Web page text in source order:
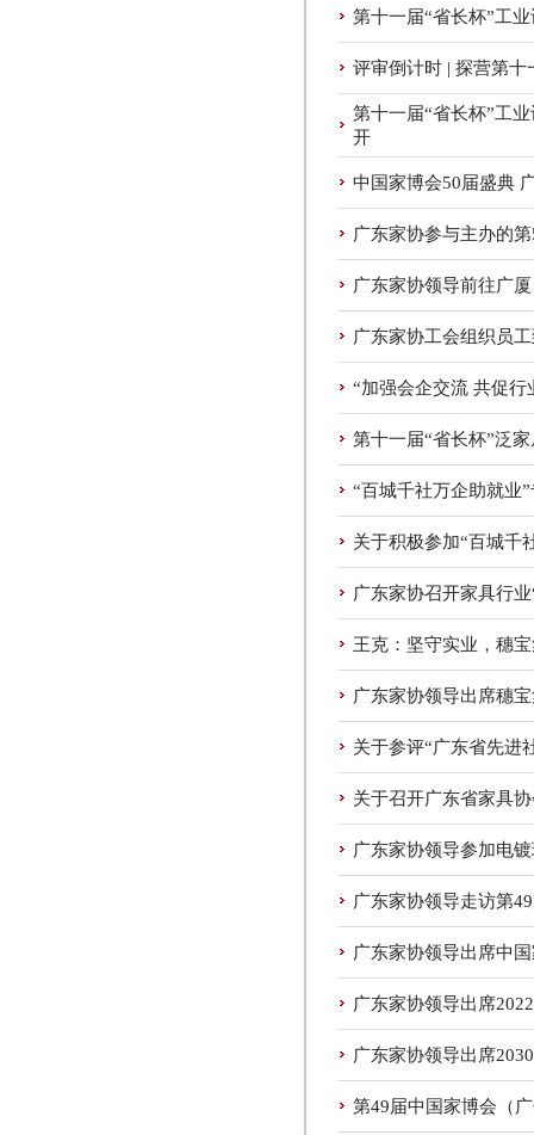
第十一届“省长杯”工
评审倒计时 | 探营第十
第十一届“省长杯”工
开
中国家博会50届盛典
广东家协参与主办的
广东家协领导前往广
广东家协工会组织员
“加强会企交流 共促
第十一届“省长杯”泛
“百城千社万企助就业
关于积极参加“百城千
广东家协召开家具行
王克：坚守实业，穗
广东家协领导出席穗
关于参评“广东省先进
关于召开广东省家具
广东家协领导参加电
广东家协领导走访第
广东家协领导出席中
广东家协领导出席
广东家协领导出席
第49届中国家博会（